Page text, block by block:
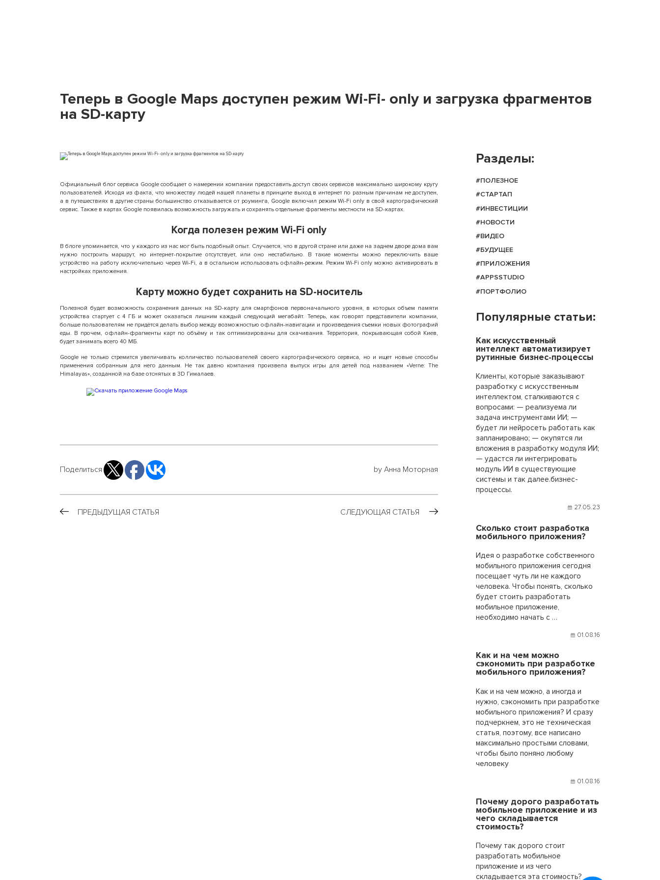
Теперь в Google Maps доступен режим Wi-Fi- only и загрузка фрагментов
на SD-карту
Официальный блог сервиса Google сообщает о намерении компании предоставить доступ своих сервисов максимально широкому кругу
пользователей. Исходя из факта, что множеству людей нашей планеты в принципе выход в интернет по разным причинам не доступен,
а в путешествиях в другие страны большинство отказывается от роуминга, Google включил режим Wi-Fi only в свой картографический
сервис. Также в картах Google появилась возможность загружать и сохранять отдельные фрагменты местности на SD-картах.
Когда полезен режим Wi-Fi only
В блоге упоминается, что у каждого из нас мог быть подобный опыт. Случается, что в другой стране или даже на заднем дворе дома вам
нужно построить маршрут, но интернет-покрытие отсутствует, или оно нестабильно. В такие моменты можно переключить ваше
устройство на работу исключительно через Wi-Fi, а в остальном использовать офлайн-режим. Режим Wi-Fi only можно активировать в
настройках приложения.
Карту можно будет сохранить на SD-носитель
Полезной будет возможность сохранения данных на SD-карту для смартфонов первоначального уровня, в которых объем памяти
устройства стартует с 4 ГБ и может оказаться лишним каждый следующий мегабайт. Теперь, как говорят представители компании,
больше пользователям не придётся делать выбор между возможностью офлайн-навигации и произведения съемки новых фотографий
еды. В прочем, офлайн-фрагменты карт по объёму и так оптимизированы для скачивания. Территория, покрывающая собой Киев,
будет занимать всего 40 МБ.
Google не только стремится увеличивать колличество пользователей своего картографического сервиса, но и ищет новые способы
применения собранным для него данным. Не так давно компания произвела выпуск игры для детей под названием «Verne: The
Himalayas», созданной на базе отснятых в 3D Гималаев.
Поделиться by Анна Моторная
ПРЕДЫДУЩАЯ СТАТЬЯ СЛЕДУЮЩАЯ СТАТЬЯ
Разделы:
#ПОЛЕЗНОЕ
#СТАРТАП
#ИНВЕСТИЦИИ
#НОВОСТИ
#ВИДЕО
#БУДУЩЕЕ
#ПРИЛОЖЕНИЯ
#APPSSTUDIO
#ПОРТФОЛИО
Популярные статьи:
Как искусственный
интеллект автоматизирует
рутинные бизнес-процессы
Клиенты, которые заказывают
разработку с искусственным
интеллектом, сталкиваются с
вопросами: — реализуема ли
задача инструментами ИИ; —
будет ли нейросеть работать как
запланировано; — окупятся ли
вложения в разработку модуля ИИ;
— удастся ли интегрировать
модуль ИИ в существующие
системы и так далее.бизнес-
процессы.
27.05.23
Сколько стоит разработка
мобильного приложения?
Идея о разработке собственного
мобильного приложения сегодня
посещает чуть ли не каждого
человека. Чтобы понять, сколько
будет стоить разработать
мобильное приложение,
необходимо начать с …
01.08.16
Как и на чем можно
сэкономить при разработке
мобильного приложения?
Как и на чем можно, а иногда и
нужно, сэкономить при разработке
мобильного приложения? И сразу
подчеркнем, это не техническая
статья, поэтому, все написано
максимально простыми словами,
чтобы было поняно любому
человеку
01.08.16
Почему дорого разработать
мобильное приложение и из
чего складывается
стоимость?
Почему так дорого стоит
разработать мобильное
приложение и из чего
складывается эта стоимость?